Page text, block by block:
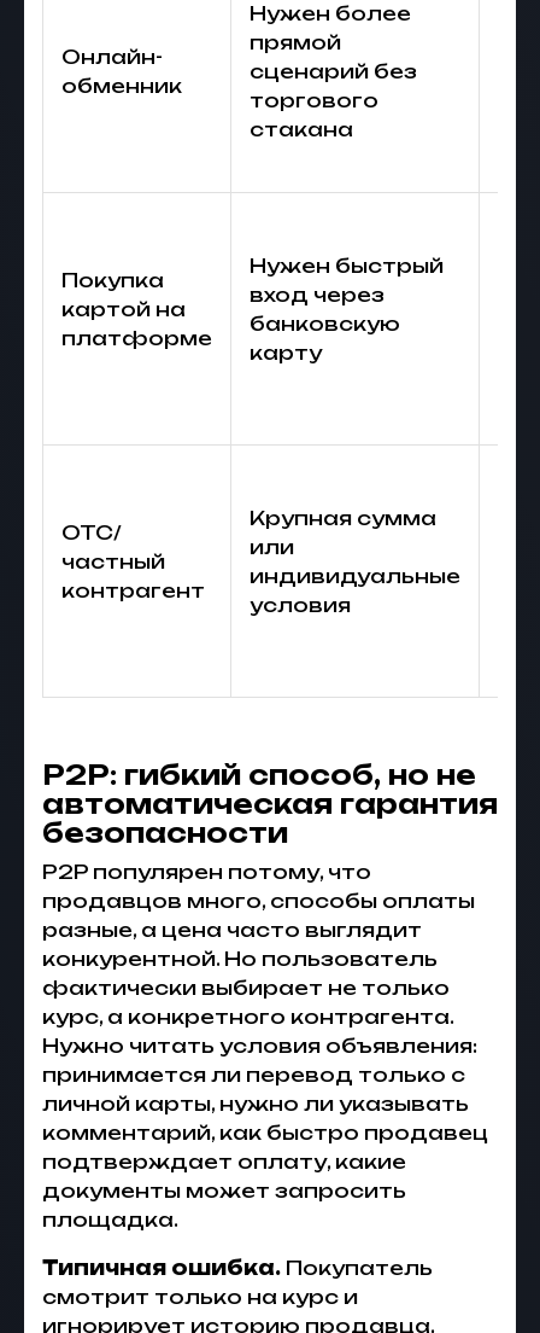
Онлайн-
обменник
Нужен более
прямой
сценарий без
торгового
стакана
Покупка
картой на
платформе
Нужен быстрый
вход через
банковскую
карту
OTC/
частный
контрагент
Крупная сумма
или
индивидуальные
условия
P2P: гибкий способ, но не
автоматическая гарантия
безопасности
P2P популярен потому, что
продавцов много, способы оплаты
разные, а цена часто выглядит
конкурентной. Но пользователь
фактически выбирает не только
курс, а конкретного контрагента.
Нужно читать условия объявления:
принимается ли перевод только с
личной карты, нужно ли указывать
комментарий, как быстро продавец
подтверждает оплату, какие
документы может запросить
площадка.
Типичная ошибка. Покупатель
смотрит только на курс и
игнорирует историю продавца,